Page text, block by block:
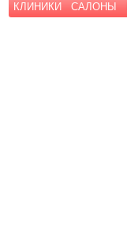
КЛИНИКИ САЛОНЫ